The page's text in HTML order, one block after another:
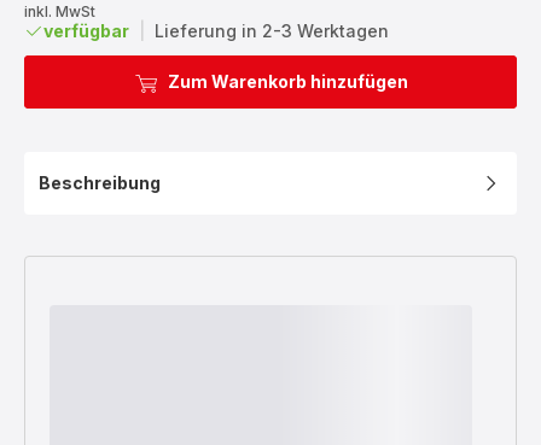
inkl. MwSt
verfügbar Lieferung in 2-3 Werktagen
Zum Warenkorb hinzufügen
Beschreibung